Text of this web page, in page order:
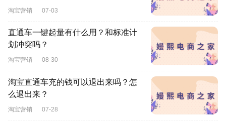
淘宝营销 07-03
直通车一键起量有什么用？和标准计
划冲突吗？
淘宝营销 08-30
淘宝直通车充的钱可以退出来吗？怎
么退出来？
淘宝营销 07-28